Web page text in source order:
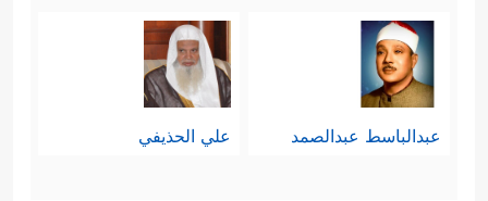
عبدالباسط عبدالصمد علي الحذيفي